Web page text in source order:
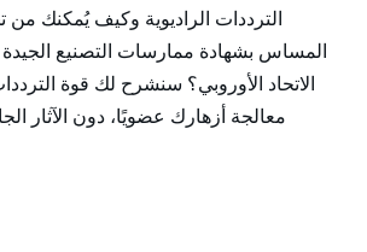
الترددات الراديوية وكيف يُمكنك
الاتحاد الأوروبي؟ سنشرح لك قوة
معالجة أزهارك عضويًا، دون الآثار